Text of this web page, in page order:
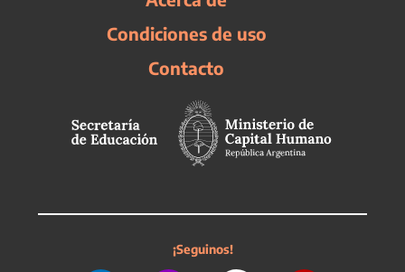
Condiciones de uso
Contacto
¡Seguinos!